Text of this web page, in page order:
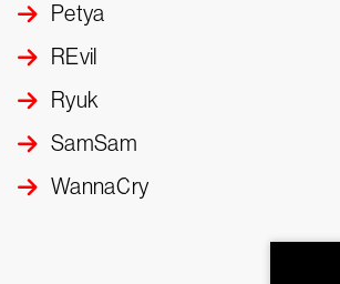
Petya
REvil
Ryuk
SamSam
WannaCry